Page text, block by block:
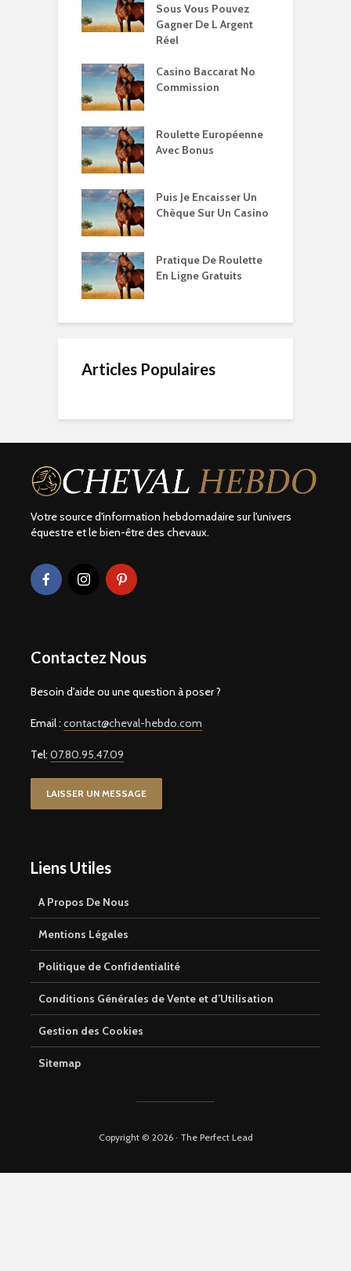
Sous Vous Pouvez
Gagner De L Argent
Réel
Casino Baccarat No
Commission
Roulette Européenne
Avec Bonus
Puis Je Encaisser Un
Chèque Sur Un Casino
Pratique De Roulette
En Ligne Gratuits
Articles Populaires
Votre source d'information hebdomadaire sur l'univers
équestre et le bien-être des chevaux.
Contactez Nous
Besoin d'aide ou une question à poser ?
Email : contact@cheval-hebdo.com
Tel: 07.80.95.47.09
LAISSER UN MESSAGE
Liens Utiles
A Propos De Nous
Mentions Légales
Politique de Confidentialité
Conditions Générales de Vente et d’Utilisation
Gestion des Cookies
Sitemap
Copyright © 2026 · The Perfect Lead